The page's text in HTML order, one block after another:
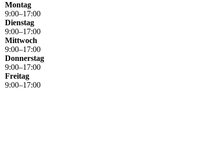
Montag
9:00–17:00
Dienstag
9:00–17:00
Mittwoch
9:00–17:00
Donnerstag
9:00–17:00
Freitag
9:00–17:00